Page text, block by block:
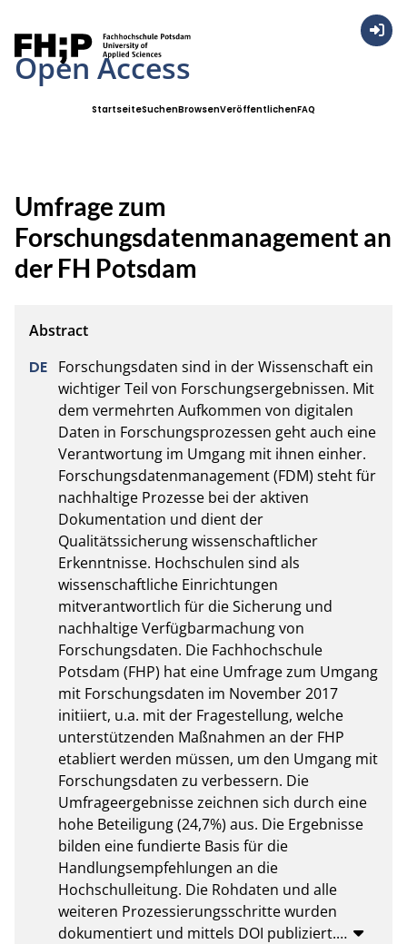
Open Access
StartseiteSuchenBrowsenVeröffentlichenFAQ
Umfrage zum
Forschungsdatenmanagement an
der FH Potsdam
Forschungsdaten sind in der Wissenschaft ein
wichtiger Teil von Forschungsergebnissen. Mit
dem vermehrten Aufkommen von digitalen
Daten in Forschungsprozessen geht auch eine
Verantwortung im Umgang mit ihnen einher.
Forschungsdatenmanagement (FDM) steht für
nachhaltige Prozesse bei der aktiven
Dokumentation und dient der
Qualitätssicherung wissenschaftlicher
Erkenntnisse. Hochschulen sind als
wissenschaftliche Einrichtungen
mitverantwortlich für die Sicherung und
nachhaltige Verfügbarmachung von
Forschungsdaten. Die Fachhochschule
Potsdam (FHP) hat eine Umfrage zum Umgang
mit Forschungsdaten im November 2017
initiiert, u.a. mit der Fragestellung, welche
unterstützenden Maßnahmen an der FHP
etabliert werden müssen, um den Umgang mit
Forschungsdaten zu verbessern. Die
Umfrageergebnisse zeichnen sich durch eine
hohe Beteiligung (24,7%) aus. Die Ergebnisse
bilden eine fundierte Basis für die
Handlungsempfehlungen an die
Hochschulleitung. Die Rohdaten und alle
weiteren Prozessierungsschritte wurden
dokumentiert und mittels DOI publiziert.…